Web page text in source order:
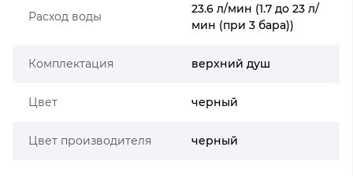
Расход воды
23.6 л/мин (1.7 до 23 л/
мин (при 3 бара))
Комплектация верхний душ
Цвет черный
Цвет производителя черный